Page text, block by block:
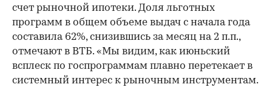
счет рыночной ипотеки. Доля льготных
программ в общем объеме выдач с начала года
составила 62%, снизившись за месяц на 2 п.п.,
отмечают в ВТБ. «Мы видим, как июньский
всплеск по госпрограммам плавно перетекает в
системный интерес к рыночным инструментам.